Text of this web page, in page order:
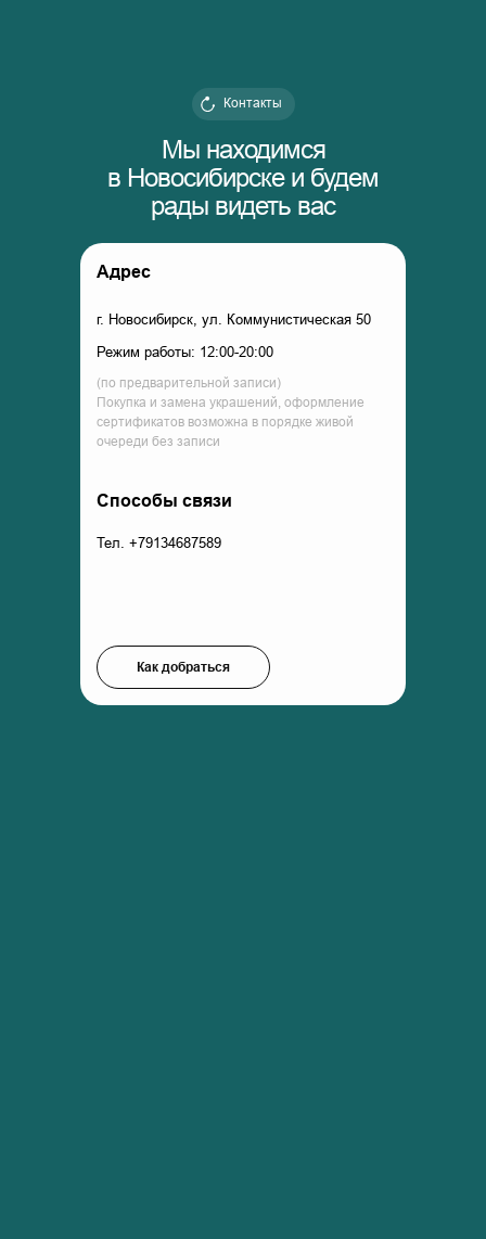
Мы находимся
в Новосибирске и будем
рады видеть вас
Контакты
Адрес
Способы связи
г. Новосибирск, ул. Коммунистическая 50
Тел. +79134687589
Режим работы: 12:00-20:00
(по предварительной записи)
Покупка и замена украшений, оформление
сертификатов возможна в порядке живой
очереди без записи
Как добраться